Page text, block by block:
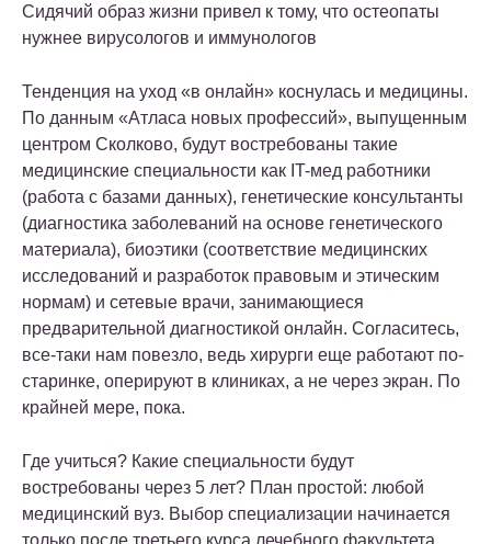
Сидячий образ жизни привел к тому, что остеопаты
нужнее вирусологов и иммунологов
Тенденция на уход «в онлайн» коснулась и медицины.
По данным «Атласа новых профессий», выпущенным
центром Сколково, будут востребованы такие
медицинские специальности как IT-мед работники
(работа с базами данных), генетические консультанты
(диагностика заболеваний на основе генетического
материала), биоэтики (соответствие медицинских
исследований и разработок правовым и этическим
нормам) и сетевые врачи, занимающиеся
предварительной диагностикой онлайн. Согласитесь,
все-таки нам повезло, ведь хирурги еще работают по-
старинке, оперируют в клиниках, а не через экран. По
крайней мере, пока.
Где учиться? Какие специальности будут
востребованы через 5 лет? План простой: любой
медицинский вуз. Выбор специализации начинается